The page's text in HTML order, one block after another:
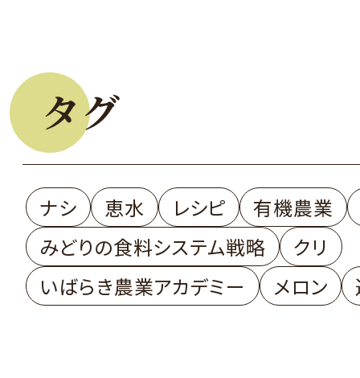
タグ
ナシ 恵水 レシピ
有機農業
みどりの食料システム戦略
クリ
いばらき農業アカデミー
メロン